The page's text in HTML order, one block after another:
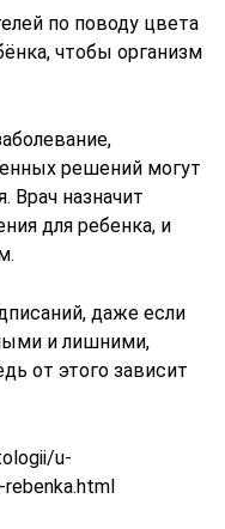
по поводу цвета
чтобы организм
решений могут
Врач назначит
для ребенка, и
даже если
и лишними,
от этого зависит
u-